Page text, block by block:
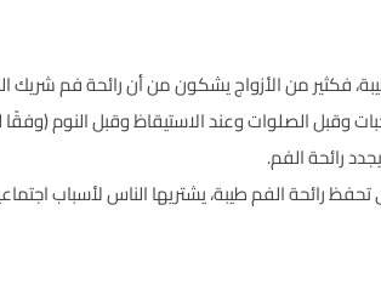
فكثير من الأزواج يشكون من أن رائحة فم
وقبل الصلوات وعند الاستيقاظ وقبل النوم
رائحة الفم.
رائحة الفم طيبة، يشتريها الناس لأسباب